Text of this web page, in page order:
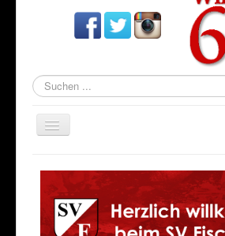
Suchen
...
Navigation
an/aus
Aktuelles
Verein